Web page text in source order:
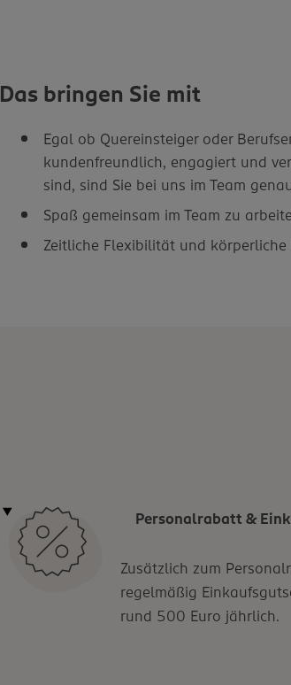
Das bringen Sie mit
Egal ob Quereinsteiger oder
kundenfreundlich, engagiert und
sind, sind Sie bei uns im Team
Spaß gemeinsam im Team zu
Zeitliche Flexibilität und
Personalrabatt &
Zusätzlich zum
regelmäßig
rund 500 Euro jährlich.